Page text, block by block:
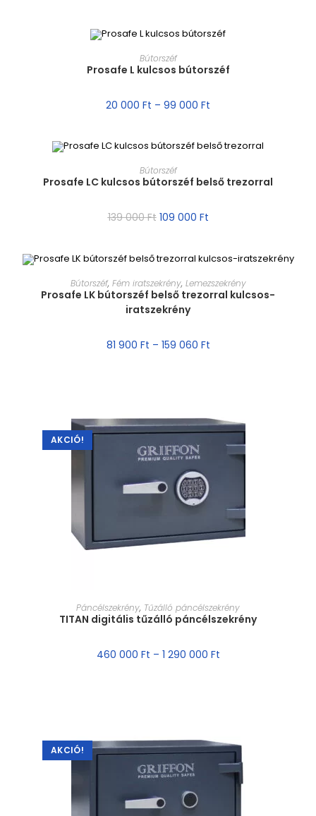
MÉRET VÁLASZTÁSA
Bútorszéf
Prosafe L kulcsos bútorszéf
20 000 Ft – 99 000 Ft
MÉRET VÁLASZTÁSA
Bútorszéf
Prosafe LC kulcsos bútorszéf belső trezorral
139 000Ft 109 000 Ft
MÉRET VÁLASZTÁSA
Bútorszéf, Fém iratszekrény, Lemezszekrény
Prosafe LK bútorszéf belső trezorral kulcsos-
iratszekrény
81 900 Ft – 159 060 Ft
AKCIÓ!
MÉRET VÁLASZTÁSA
Páncélszekrény, Tűzálló páncélszekrény
TITAN digitális tűzálló páncélszekrény
460 000 Ft – 1 290 000 Ft
AKCIÓ!